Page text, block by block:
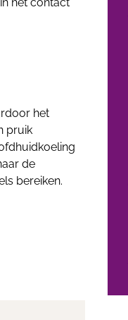
het
pruik
de
bereiken.